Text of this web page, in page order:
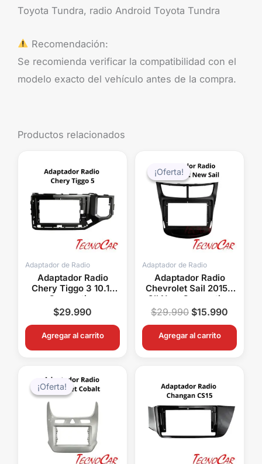
Toyota Tundra, radio Android Toyota Tundra
Recomendación:
Se recomienda verificar la compatibilidad con el
modelo exacto del vehículo antes de la compra.
Productos relacionados
Adaptador de Radio
Adaptador Radio
Chery Tiggo 3 10.1″
Connection
AMCE017T
$29.990
Agregar al carrito
¡Oferta!
¡Oferta!
Adaptador de Radio
Adaptador Radio
Chevrolet Sail 2015+
9″ New Connection
ACH-035N
$29.990
precio
original
$29.990.
$15.990
Agregar al carrito
¡Oferta!
¡Oferta!
precio
original
$48.000. $39.990.